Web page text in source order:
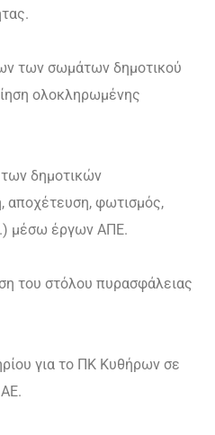
των σωμάτων δημοτικού
ολοκληρωμένης
δημοτικών
φωτισμός,
μέσω έργων ΑΠΕ.
του στόλου πυρασφάλειας
για το ΠΚ Κυθήρων σε